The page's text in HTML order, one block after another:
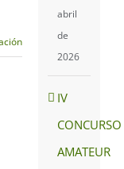
abril
de
2026
IV
CONCURSO
AMATEUR